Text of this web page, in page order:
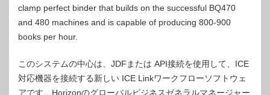
clamp perfect binder that builds on the successful BQ470
and 480 machines and is capable of producing 800-900
books per hour.
このシステムの中心は、JDFまたは API接続を使用して、ICE
対応機器を接続する新しい ICE Linkワークフローソフトウェ
アです。Horizo​​nのグローバルビジネスゼネラルマネージャー